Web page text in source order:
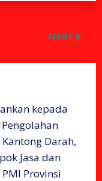
Next
kepada
Darah,
Jasa dan
Provinsi